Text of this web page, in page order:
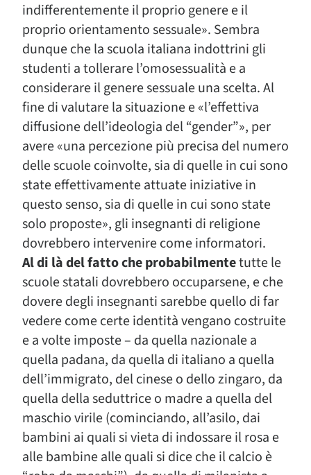
indifferentemente il proprio genere e il
proprio orientamento sessuale». Sembra
dunque che la scuola italiana indottrini gli
studenti a tollerare l’omosessualità e a
considerare il genere sessuale una scelta. Al
fine di valutare la situazione e «l’effettiva
diffusione dell’ideologia del “gender”», per
avere «una percezione più precisa del numero
delle scuole coinvolte, sia di quelle in cui sono
state effettivamente attuate iniziative in
questo senso, sia di quelle in cui sono state
solo proposte», gli insegnanti di religione
dovrebbero intervenire come informatori.
Al di là del fatto che probabilmentetutte le
scuole statali dovrebbero occuparsene, e che
dovere degli insegnanti sarebbe quello di far
vedere come certe identità vengano costruite
e a volte imposte – da quella nazionale a
quella padana, da quella di italiano a quella
dell’immigrato, del cinese o dello zingaro, da
quella della seduttrice o madre a quella del
maschio virile (cominciando, all’asilo, dai
bambini ai quali si vieta di indossare il rosa e
alle bambine alle quali si dice che il calcio è